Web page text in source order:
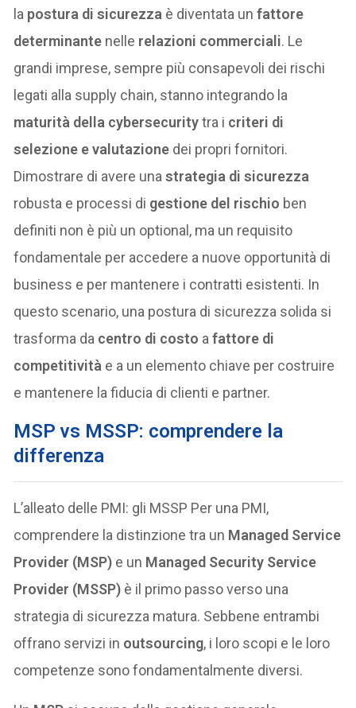
la postura di sicurezza è diventata unfattore
determinante nelle relazioni commerciali. Le
grandi imprese, sempre più consapevoli dei rischi
legati alla supply chain, stanno integrando la
maturità della cybersecuritytra i criteri di
selezione e valutazione dei propri fornitori.
Dimostrare di avere unastrategia di sicurezza
robusta e processi di gestione del rischio ben
definiti non è più un optional, ma un requisito
fondamentale per accedere a nuove opportunità di
business e per mantenere i contratti esistenti. In
questo scenario, una postura di sicurezza solida si
trasforma da centro di costo afattore di
competitività e a un elemento chiave per costruire
e mantenere la fiducia di clienti e partner.
MSP vs MSSP: comprendere la
differenza
L’alleato delle PMI: gli MSSP Per una PMI,
comprendere la distinzione tra un Managed Service
Provider (MSP) e un Managed Security Service
Provider (MSSP) è il primo passo verso una
strategia di sicurezza matura. Sebbene entrambi
offrano servizi in outsourcing, i loro scopi e le loro
competenze sono fondamentalmente diversi.